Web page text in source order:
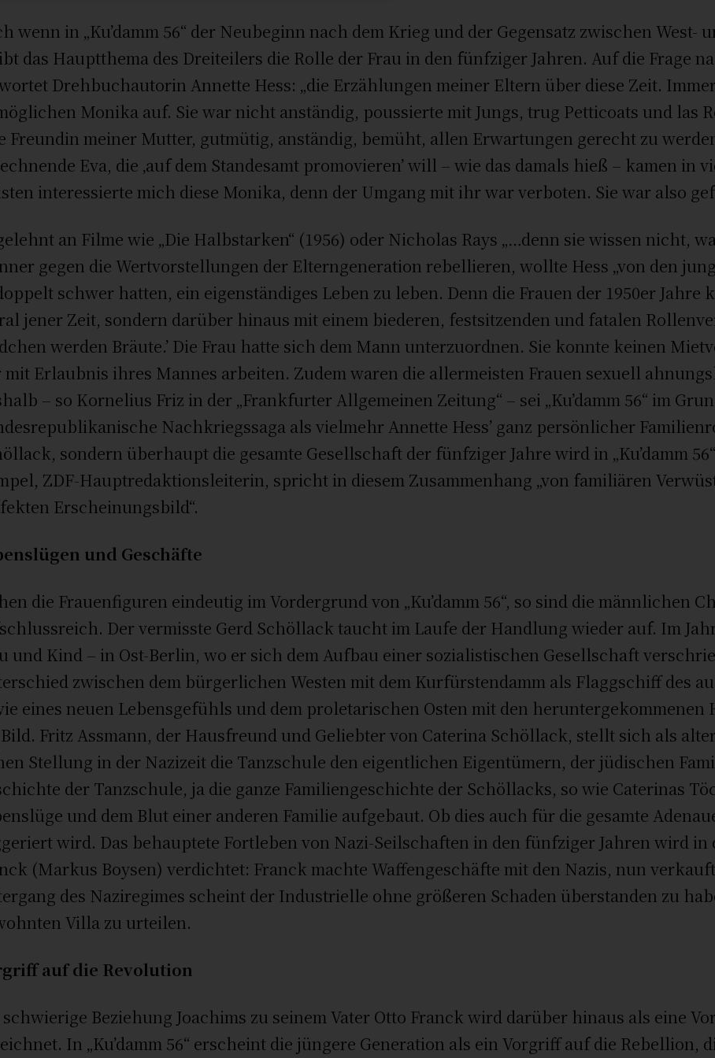
wenn in „Ku’damm 56“ der Neubeginn nach dem Krieg und der Gegensatz zwischen
das Hauptthema des Dreiteilers die Rolle der Frau in den fünfziger Jahren. Auf die Frage
Drehbuchautorin Annette Hess: „die Erzählungen meiner Eltern über diese Zeit.
Monika auf. Sie war nicht anständig, poussierte mit Jungs, trug Petticoats und las
Freundin meiner Mutter, gutmütig, anständig, bemüht, allen Erwartungen gerecht zu
Eva, die ‚auf dem Standesamt promovieren’ will – wie das damals hieß – kamen in
interessierte mich diese Monika, denn der Umgang mit ihr war verboten. Sie war also
an Filme wie „Die Halbstarken“ (1956) oder Nicholas Rays „…denn sie wissen nicht,
gegen die Wertvorstellungen der Elterngeneration rebellieren, wollte Hess „von den
schwer hatten, ein eigenständiges Leben zu leben. Denn die Frauen der 1950er
jener Zeit, sondern darüber hinaus mit einem biederen, festsitzenden und fatalen
werden Bräute.’ Die Frau hatte sich dem Mann unterzuordnen. Sie konnte keinen
Erlaubnis ihres Mannes arbeiten. Zudem waren die allermeisten Frauen sexuell
– so Kornelius Friz in der „Frankfurter Allgemeinen Zeitung“ – sei „Ku’damm 56“ im
Nachkriegssaga als vielmehr Annette Hess’ ganz persönlicher
sondern überhaupt die gesamte Gesellschaft der fünfziger Jahre wird in „Ku’damm
ZDF-Hauptredaktionsleiterin, spricht in diesem Zusammenhang „von familiären
Erscheinungsbild“.
und Geschäfte
die Frauenfiguren eindeutig im Vordergrund von „Ku’damm 56“, so sind die männlichen
Der vermisste Gerd Schöllack taucht im Laufe der Handlung wieder auf. Im
und Kind – in Ost-Berlin, wo er sich dem Aufbau einer sozialistischen Gesellschaft
zwischen dem bürgerlichen Westen mit dem Kurfürstendamm als Flaggschiff des
eines neuen Lebensgefühls und dem proletarischen Osten mit den
Fritz Assmann, der Hausfreund und Geliebter von Caterina Schöllack, stellt sich als
Stellung in der Nazizeit die Tanzschule den eigentlichen Eigentümern, der jüdischen
der Tanzschule, ja die ganze Familiengeschichte der Schöllacks, so wie Caterinas
und dem Blut einer anderen Familie aufgebaut. Ob dies auch für die gesamte
wird. Das behauptete Fortleben von Nazi-Seilschaften in den fünfziger Jahren wird
(Markus Boysen) verdichtet: Franck machte Waffengeschäfte mit den Nazis, nun
des Naziregimes scheint der Industrielle ohne größeren Schaden überstanden zu
Villa zu urteilen.
auf die Revolution
schwierige Beziehung Joachims zu seinem Vater Otto Franck wird darüber hinaus als eine
In „Ku’damm 56“ erscheint die jüngere Generation als ein Vorgriff auf die Rebellion,